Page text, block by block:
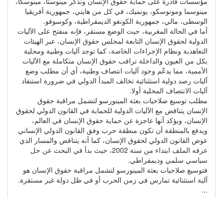
مينوسما ومونوسكو، يونميك، في كل من هايتي، جمهورية أفريقيا
الوسطى، مالي، جمهورية الكونغو الديمقراطية، وكوسوفو.
أما في الحالة المغربية، حيث الوضع مستقر، فإنه منفتح على الآليات
الدولية لحقوق الإنسان التابعة لمجلس حقوق الإنسان، عبر الهيئات
التعاهدية ونظام الإجراءات الخاصة، كما توجد آليات وطنية ومحلية
بكل من العيون والداخلة تراقب حقوق الإنسان متكاملة مع الآليات
الأممية، مما يدعّم وجود آليات انتصاف وطنية، أي أن مطلب وضع
آليات رصد دولية استثنائية تخالف المبدأ الدولي في ضرورة استنفاد
آليات الانتصاف المحلية أولا.
مطلب توسيع صلاحيات بعثة المينورسو لتشمل مراقبة حقوق
الإنسان يتناقض مع الآليات الدولية للحماية في القانون الدولي لحقوق
الإنسان، ويؤكد أنها عاجزة عن حماية حقوق الإنسان في العالم،
ويدفع بالمنطقة أن تكون منطقة حرب وفق القانون الدولي الإنساني
عوض القانون الدولي لحقوق الإنسان، كما أنه يتناقض والمسار الذي
عرفه الملف ابتداء من سنة 2002، حيث بدأ في البحث عن حل
سياسي سلمي وديمقراطي.
فتوسيع صلاحيات بعثة المينورسو لتشمل مراقبة حقوق الإنسان هو
آلية استثنائية تمارس في زمن الحرب أو في ظل دولة غير مستقرة.